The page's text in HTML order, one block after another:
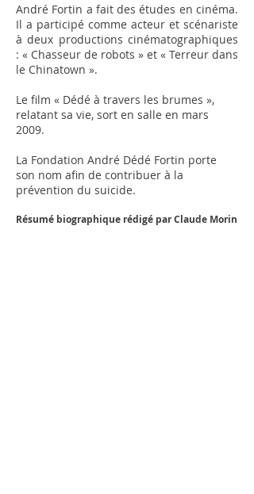
André Fortin a fait des études en cinéma.
Il a participé comme acteur et scénariste
à deux productions cinématographiques
: « Chasseur de robots » et « Terreur dans
le Chinatown ».
Le film « Dédé à travers les brumes »,
relatant sa vie, sort en salle en mars
2009.
La Fondation André Dédé Fortin porte
son nom afin de contribuer à la
prévention du suicide.
Résumé biographique rédigé par Claude Morin